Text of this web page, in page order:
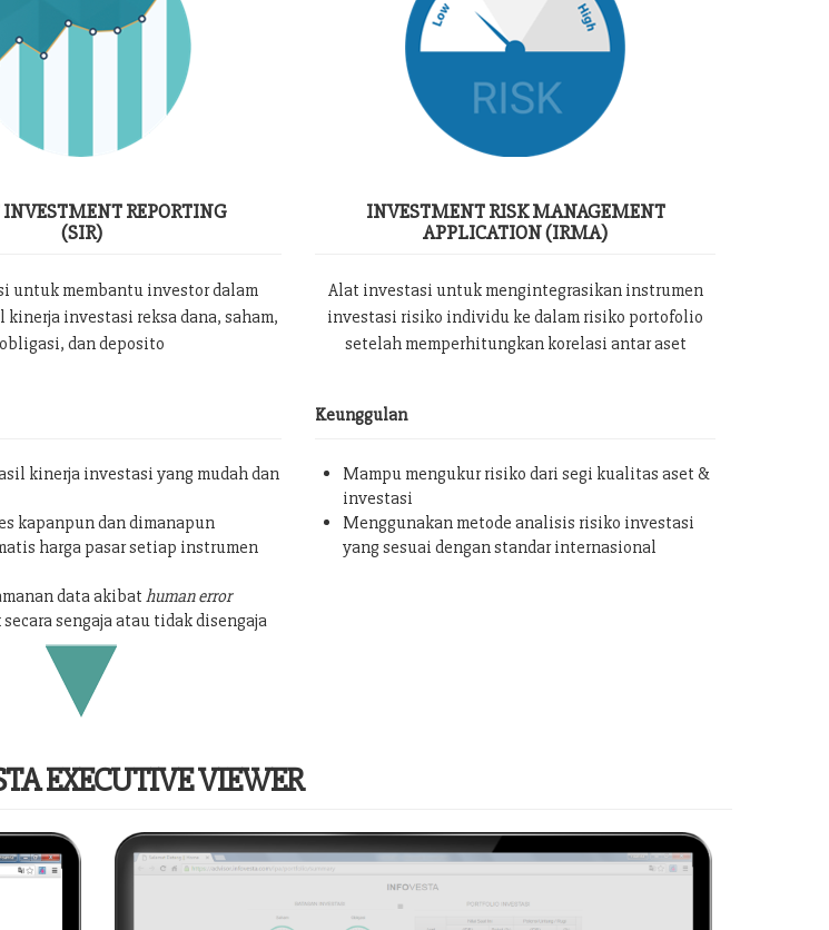
REPORTING
(SIR)
untuk membantu investor dalam
kinerja investasi reksa dana, saham,
obligasi, dan deposito
kinerja investasi yang mudah dan
kapanpun dan dimanapun
harga pasar setiap instrumen
data akibat human error
sengaja atau tidak disengaja
INVESTMENT RISK MANAGEMENT
APPLICATION (IRMA)
Alat investasi untuk mengintegrasikan instrumen
investasi risiko individu ke dalam risiko portofolio
setelah memperhitungkan korelasi antar aset
Keunggulan
Mampu mengukur risiko dari segi kualitas aset &
investasi
Menggunakan metode analisis risiko investasi
yang sesuai dengan standar internasional
EXECUTIVE VIEWER